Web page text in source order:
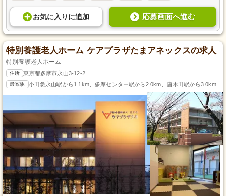
お気に入り に追加 応募画面へ進む
特別養護老人ホーム ケアプラザたまアネックスの求人
特別養護老人ホーム
住所 東京都多摩市永山3-12-2
最寄駅 小田急永山駅から1.1km、多摩センター駅から2.0km、唐木田駅から3.0km